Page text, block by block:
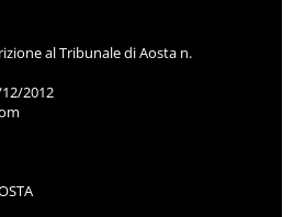
al Tribunale di Aosta n.
2012